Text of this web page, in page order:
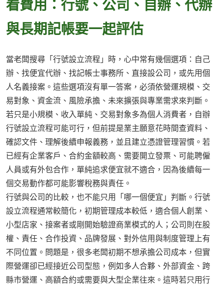
看費用：行號、公司、自辦、代辦
與長期記帳要一起評估
當老闆搜尋「行號設立流程」時，心中常有幾個選項：自己
辦、找便宜代辦、找記帳士事務所、直接設公司，或先用個
人名義接案。這些選項沒有單一答案，必須依營運規模、交
易對象、資金流、風險承擔、未來擴張與專業需求來判斷。
若只是小規模、收入單純、交易對象多為個人消費者，自辦
行號設立流程可能可行，但前提是業主願意花時間查資料、
確認文件、理解後續申報義務，並且建立憑證管理習慣。若
已經有企業客戶、合約金額較高、需要開立發票、可能聘僱
人員或有外包合作，單純追求便宜就不適合，因為後續每一
個交易動作都可能影響稅務與責任。
行號與公司的比較，也不能只用「哪一個便宜」判斷。行號
設立流程通常較簡化，初期管理成本較低，適合個人創業、
小型店家、接案者或剛開始驗證商業模式的人；公司則在股
權、責任、合作投資、品牌發展、對外信用與制度管理上有
不同位置。問題是，很多老闆初期不想承擔公司成本，但實
際營運卻已經接近公司型態，例如多人合夥、外部資金、跨
縣市營運、高額合約或需要與大型企業往來。這時若只用行